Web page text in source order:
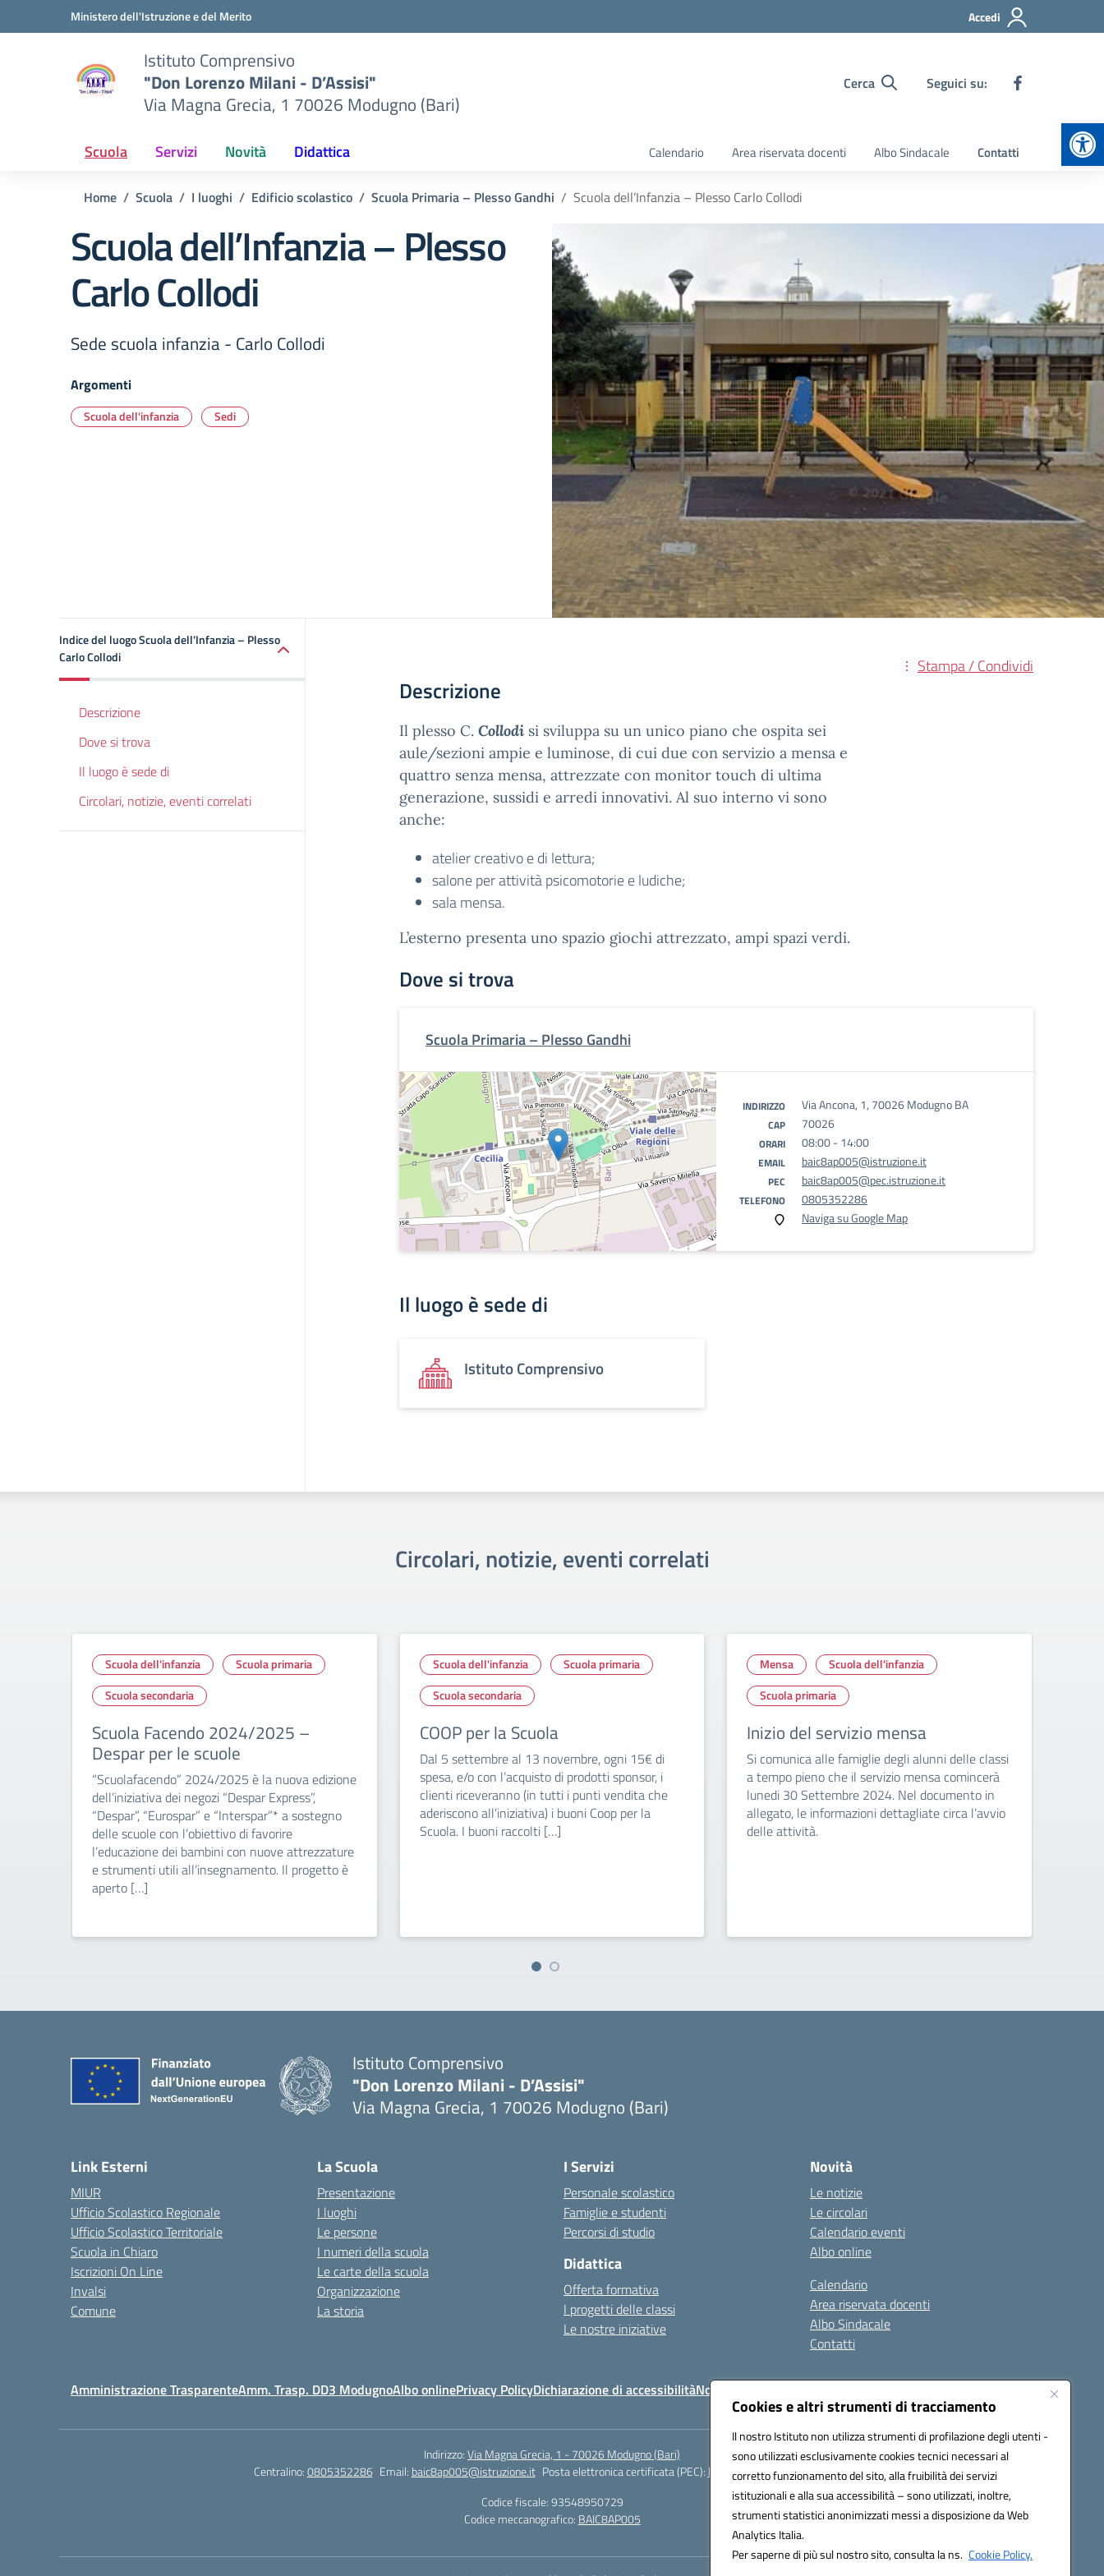
Cookies e altri strumenti di tracciamento
Il nostro Istituto non utilizza strumenti di profilazione degli utenti -
sono utilizzati esclusivamente cookies tecnici necessari al
corretto funzionamento del sito, alla fruibilità dei servizi
istituzionali e alla sua accessibilità – sono utilizzati, inoltre,
strumenti statistici anonimizzati messi a disposizione da Web
Analytics Italia.
Per saperne di più sul nostro sito, consulta la ns. Cookie Policy.
Vai ai contenuti
Vai al menu di navigazioneMinistero dell'Istruzione e del Merito Accedi
Istituto Comprensivo
"Don Lorenzo Milani - D’Assisi"
Via Magna Grecia, 1 70026 Modugno (Bari)
Cerca Seguici su:
Scuola Servizi Novità Didattica Calendario Area riservata docenti Albo Sindacale Contatti
Home Scuola I luoghi Edificio scolastico Scuola Primaria – Plesso Gandhi Scuola dell’Infanzia – Plesso Carlo Collodi
Scuola dell’Infanzia – Plesso
Carlo Collodi
Sede scuola infanzia - Carlo Collodi
Argomenti
Scuola dell'infanzia Sedi
Indice del luogo Scuola dell’Infanzia – Plesso
Carlo Collodi
Descrizione
Dove si trova
Il luogo è sede di
Circolari, notizie, eventi correlati
Stampa / Condividi
Descrizione
Il plesso C. Collodi si sviluppa su un unico piano che ospita sei
aule/sezioni ampie e luminose, di cui due con servizio a mensa e
quattro senza mensa, attrezzate con monitor touch di ultima
generazione, sussidi e arredi innovativi. Al suo interno vi sono
anche:
atelier creativo e di lettura;
salone per attività psicomotorie e ludiche;
sala mensa.
L’esterno presenta uno spazio giochi attrezzato, ampi spazi verdi.
Dove si trova
Scuola Primaria – Plesso Gandhi
INDIRIZZO Via Ancona, 1, 70026 Modugno BA
CAP 70026
ORARI 08:00 - 14:00
EMAIL baic8ap005@istruzione.it
PEC baic8ap005@pec.istruzione.it
TELEFONO
0805352286
Naviga su Google Map
Il luogo è sede di
Istituto Comprensivo
Circolari, notizie, eventi correlati
Scuola dell'infanzia
Scuola primaria
Scuola secondaria
Scuola Facendo 2024/2025 –
Despar per le scuole
“Scuolafacendo” 2024/2025 è la nuova edizione
dell’iniziativa dei negozi “Despar Express”,
“Despar”, “Eurospar” e “Interspar”* a sostegno
delle scuole con l’obiettivo di favorire
l’educazione dei bambini con nuove attrezzature
e strumenti utili all’insegnamento. Il progetto è
aperto […]
Scuola dell'infanzia
Scuola primaria
Scuola secondaria
COOP per la Scuola
Dal 5 settembre al 13 novembre, ogni 15€ di
spesa, e/o con l’acquisto di prodotti sponsor, i
clienti riceveranno (in tutti i punti vendita che
aderiscono all’iniziativa) i buoni Coop per la
Scuola. I buoni raccolti […]
Mensa
Scuola dell'infanzia
Scuola primaria
Inizio del servizio mensa
Si comunica alle famiglie degli alunni delle classi
a tempo pieno che il servizio mensa comincerà
lunedi 30 Settembre 2024. Nel documento in
allegato, le informazioni dettagliate circa l’avvio
delle attività.
Istituto Comprensivo
"Don Lorenzo Milani - D’Assisi"
Via Magna Grecia, 1 70026 Modugno (Bari)
Link Esterni
MIUR
Ufficio Scolastico Regionale
Ufficio Scolastico Territoriale
Scuola in Chiaro
Iscrizioni On Line
Invalsi
Comune
La Scuola
Presentazione
I luoghi
Le persone
I numeri della scuola
Le carte della scuola
Organizzazione
La storia
I Servizi
Personale scolastico
Famiglie e studenti
Percorsi di studio
Didattica
Offerta formativa
I progetti delle classi
Le nostre iniziative
Novità
Le notizie
Le circolari
Calendario eventi
Albo online
Calendario
Area riservata docenti
Albo Sindacale
Contatti
Amministrazione TrasparenteAmm. Trasp. DD3 ModugnoAlbo onlinePrivacy PolicyDichiarazione di accessibilitàNote legali Seguici su:
Indirizzo:Via Magna Grecia, 1 - 70026 Modugno (Bari)
Centralino:0805352286 Email: baic8ap005@istruzione.it Posta elettronica certificata (PEC): baic8ap005@pec.istruzione.it
Codice fiscale: 93548950729
Codice meccanografico: BAIC8AP005